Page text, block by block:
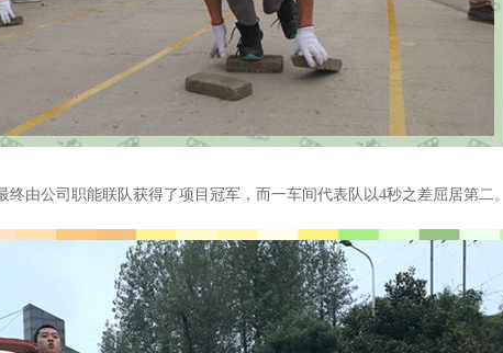
由公司职能联队获得了项目冠军，而一车间代表队以4秒之差屈居第二。